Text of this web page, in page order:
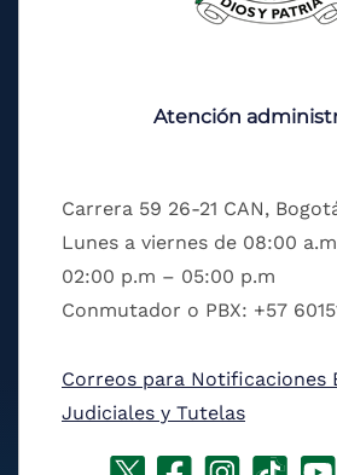
Atención
Carrera 59 26-21 CAN,
Lunes a viernes de 08:00
02:00 p.m – 05:00 p.m
Conmutador o PBX: +57
Correos para Notificaciones
Judiciales y Tutelas